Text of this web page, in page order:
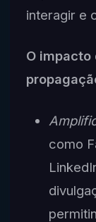
interagir e
O impacto
como